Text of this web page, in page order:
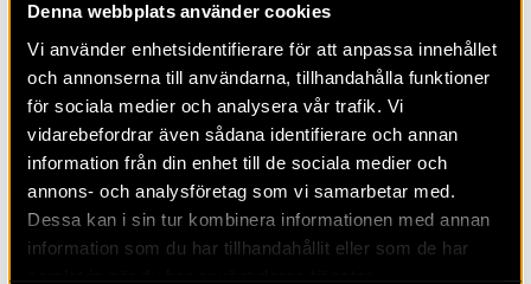
Denna webbplats använder cookies
Vi använder enhetsidentifierare för att anpassa innehållet
och annonserna till användarna, tillhandahålla funktioner
för sociala medier och analysera vår trafik. Vi
vidarebefordrar även sådana identifierare och annan
information från din enhet till de sociala medier och
annons- och analysföretag som vi samarbetar med.
Dessa kan i sin tur kombinera informationen med annan
information som du har tillhandahållit eller som de har
Fröland